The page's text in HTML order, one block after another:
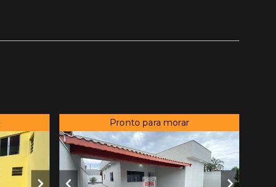
Pronto para morar